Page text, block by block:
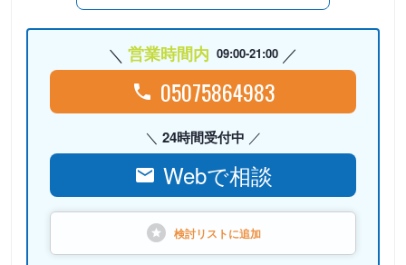
営業時間内 09:00-21:00
05075864983
24時間受付中
Webで相談
検討リストに追加